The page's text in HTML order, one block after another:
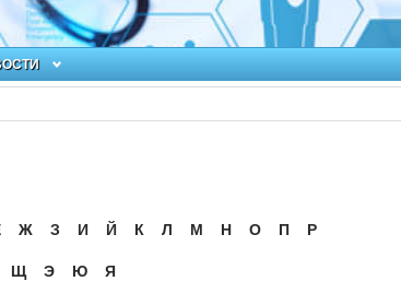
Ж З И Й К Л М Н О П
Р
Щ Э Ю Я